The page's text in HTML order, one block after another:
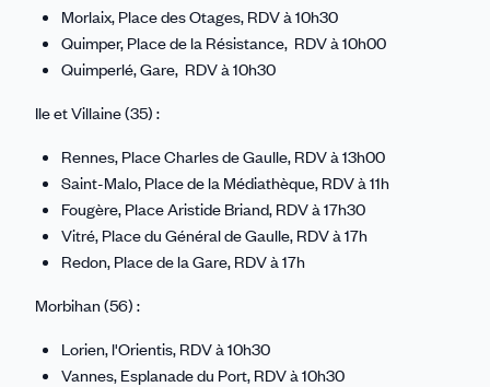
Morlaix, Place des Otages, RDV à 10h30
Quimper, Place de la Résistance, RDV à 10h00
Quimperlé, Gare, RDV à 10h30
Ile et Villaine (35) :
Rennes, Place Charles de Gaulle, RDV à 13h00
Saint-Malo, Place de la Médiathèque, RDV à 11h
Fougère, Place Aristide Briand, RDV à 17h30
Vitré, Place du Général de Gaulle, RDV à 17h
Redon, Place de la Gare, RDV à 17h
Morbihan (56) :
Lorien, l'Orientis, RDV à 10h30
Vannes, Esplanade du Port, RDV à 10h30